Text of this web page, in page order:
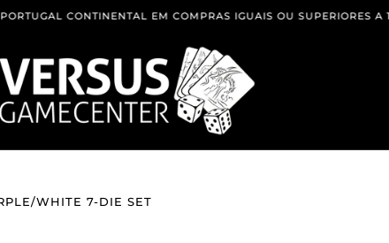
CONTINENTAL EM COMPRAS IGUAIS OU SUPERIORES A 100€
WHITE 7-DIE SET